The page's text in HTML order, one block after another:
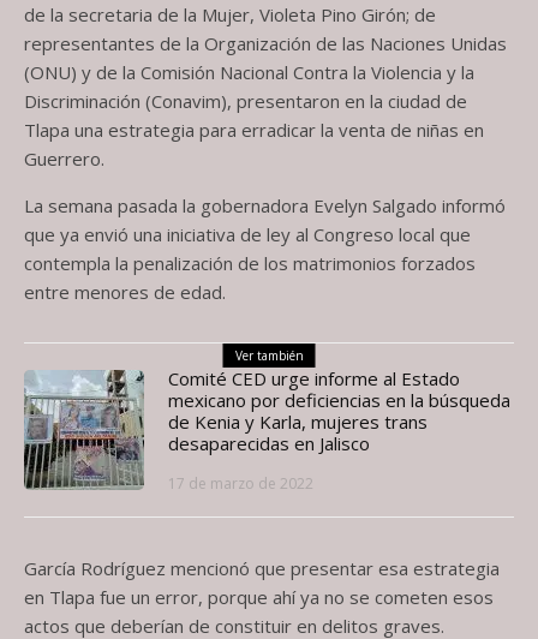
de la secretaria de la Mujer, Violeta Pino Girón; de
representantes de la Organización de las Naciones Unidas
(ONU) y de la Comisión Nacional Contra la Violencia y la
Discriminación (Conavim), presentaron en la ciudad de
Tlapa una estrategia para erradicar la venta de niñas en
Guerrero.
La semana pasada la gobernadora Evelyn Salgado informó
que ya envió una iniciativa de ley al Congreso local que
contempla la penalización de los matrimonios forzados
entre menores de edad.
Ver también
Comité CED urge informe al Estado
mexicano por deficiencias en la búsqueda
de Kenia y Karla, mujeres trans
desaparecidas en Jalisco
17 de marzo de 2022
García Rodríguez mencionó que presentar esa estrategia
en Tlapa fue un error, porque ahí ya no se cometen esos
actos que deberían de constituir en delitos graves.